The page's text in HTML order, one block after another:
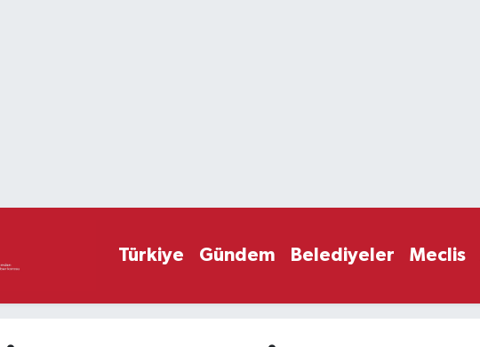
Türkiye Gündem Belediyeler Meclis